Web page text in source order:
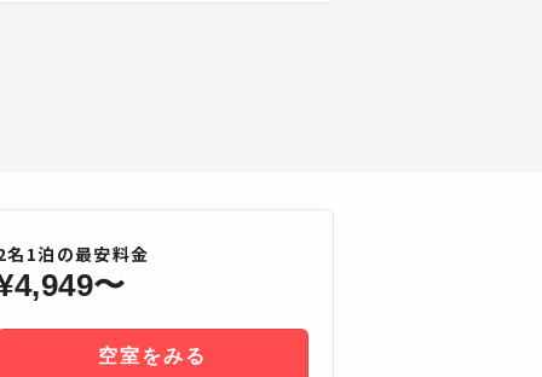
名 1泊の最安料金
4,949〜
空室をみる